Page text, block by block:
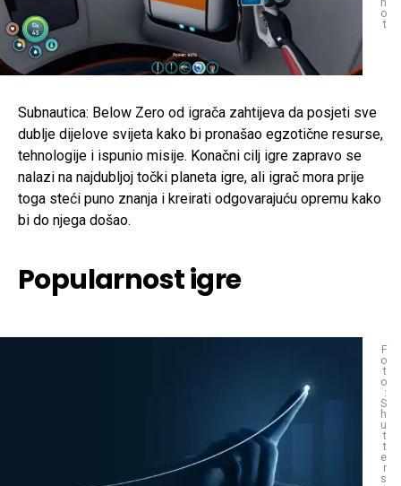
o
t
Subnautica: Below Zero od igrača zahtijeva da posjeti sve
dublje dijelove svijeta kako bi pronašao egzotične resurse,
tehnologije i ispunio misije. Konačni cilj igre zapravo se
nalazi na najdubljoj točki planeta igre, ali igrač mora prije
toga steći puno znanja i kreirati odgovarajuću opremu kako
bi do njega došao.
Popularnost igre
F
o
t
o
:
S
h
u
t
t
e
r
s